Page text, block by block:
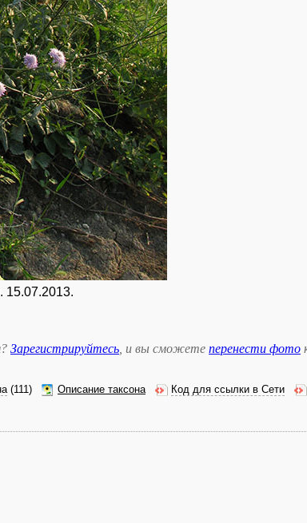
15.07.2013.
Зарегистрируйтесь , и вы сможете перенести фото
(111) Описание таксона Код для ссылки в Сети